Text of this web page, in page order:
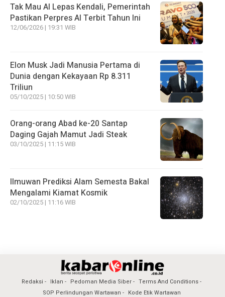
Tak Mau AI Lepas Kendali, Pemerintah
Pastikan Perpres AI Terbit Tahun Ini
12/06/2026 | 19:31 WIB
Elon Musk Jadi Manusia Pertama di
Dunia dengan Kekayaan Rp 8.311
Triliun
05/10/2025 | 10:50 WIB
Orang-orang Abad ke-20 Santap
Daging Gajah Mamut Jadi Steak
03/10/2025 | 11:15 WIB
Ilmuwan Prediksi Alam Semesta Bakal
Mengalami Kiamat Kosmik
02/10/2025 | 11:16 WIB
Redaksi Iklan Pedoman Media Siber
Terms And Conditions
SOP Perlindungan Wartawan
Kode Etik Wartawan